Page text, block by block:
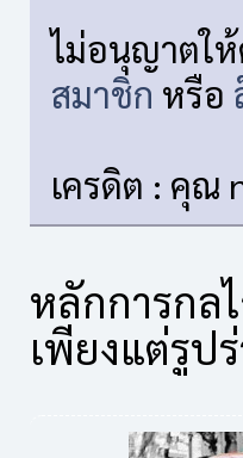
ไม่อนุญาตใ
สมาชิก หรือ
เครดิต : คุณ
หลักการกล
เพียงแต่รูป